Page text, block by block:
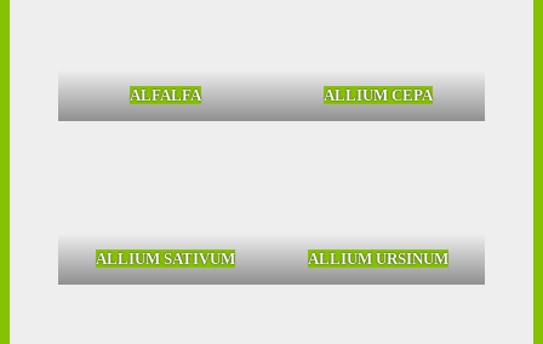
ALFALFA ALLIUM CEPA
ALLIUM SATIVUM ALLIUM URSINUM